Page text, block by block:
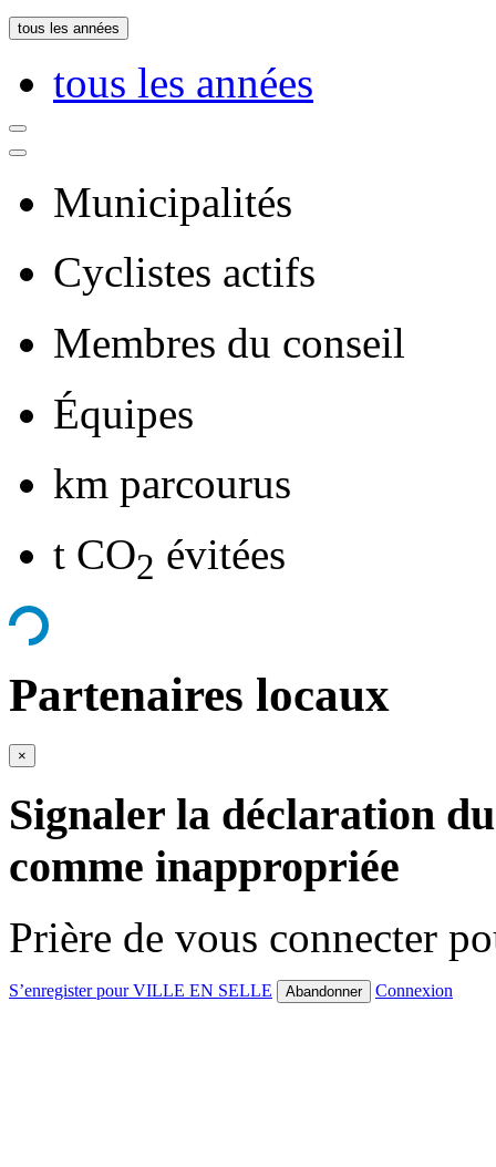
tous les années
tous les années
Municipalités
Cyclistes actifs
Membres du conseil
Équipes
km parcourus
t CO2 évitées
Partenaires locaux
×
Signaler la déclaration
comme inappropriée
Prière de vous connecter
S’enregister pour VILLE EN SELLE Abandonner Connexion